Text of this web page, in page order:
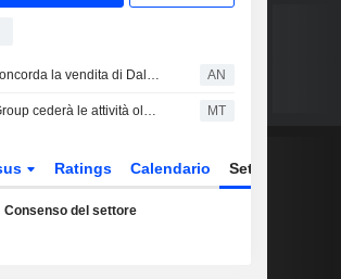
Hilton Food concorda la vendita di Dalco per 5 milioni di GBP AN
Hilton Food Group cederà le attività olandesi nel settore vegano e vegetariano a Livekindly Production MT
Ratings Calendario Settore
Consenso del settore